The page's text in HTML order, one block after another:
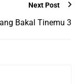
Next Post
Bakal Tinemu 3